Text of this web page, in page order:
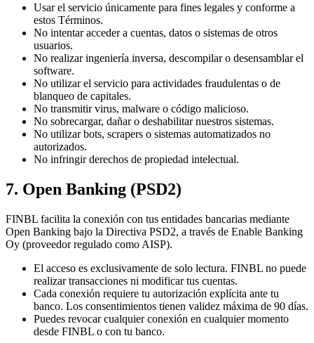
Usar el servicio únicamente para fines legales y conforme a
estos Términos.
No intentar acceder a cuentas, datos o sistemas de otros
usuarios.
No realizar ingeniería inversa, descompilar o desensamblar el
software.
No utilizar el servicio para actividades fraudulentas o de
blanqueo de capitales.
No transmitir virus, malware o código malicioso.
No sobrecargar, dañar o deshabilitar nuestros sistemas.
No utilizar bots, scrapers o sistemas automatizados no
autorizados.
No infringir derechos de propiedad intelectual.
7. Open Banking (PSD2)
FINBL facilita la conexión con tus entidades bancarias mediante
Open Banking bajo la Directiva PSD2, a través de Enable Banking
Oy (proveedor regulado como AISP).
El acceso es exclusivamente de solo lectura. FINBL no puede
realizar transacciones ni modificar tus cuentas.
Cada conexión requiere tu autorización explícita ante tu
banco. Los consentimientos tienen validez máxima de 90 días.
Puedes revocar cualquier conexión en cualquier momento
desde FINBL o con tu banco.